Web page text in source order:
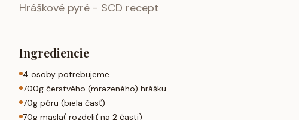
Hráškové pyré - SCD recept
Ingrediencie
4 osoby potrebujeme
700g čerstvého (mrazeného) hrášku
70g póru (biela časť)
70g masla( rozdeliť na 2 časti)